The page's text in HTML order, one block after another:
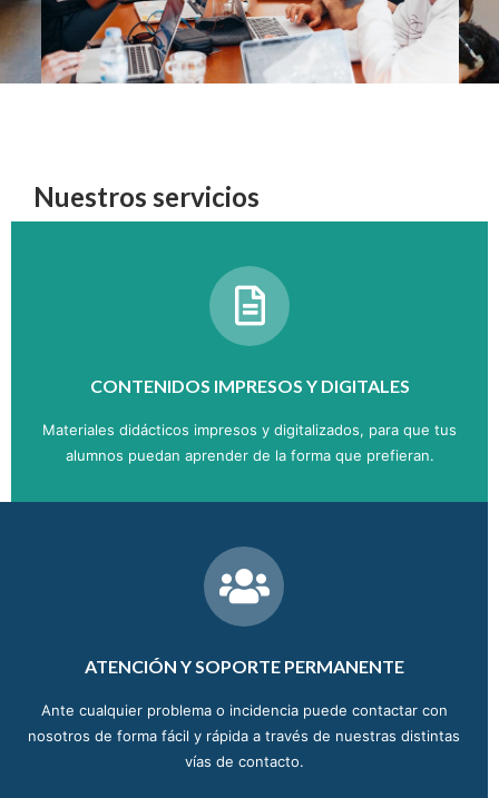
Nuestros servicios
CONTENIDOS IMPRESOS Y DIGITALES
Materiales didácticos impresos y digitalizados, para que tus
alumnos puedan aprender de la forma que prefieran.
ATENCIÓN Y SOPORTE PERMANENTE
Ante cualquier problema o incidencia puede contactar con
nosotros de forma fácil y rápida a través de nuestras distintas
vías de contacto.